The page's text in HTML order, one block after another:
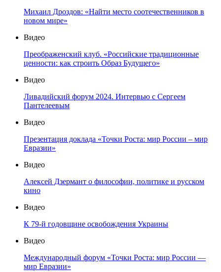
Михаил Дроздов: «Найти место соотечественников в
новом мире»
Видео
Преображенский клуб. «Российские традиционные
ценности: как строить Образ Будущего»
Видео
Ливадийский форум 2024. Интервью с Сергеем
Пантелеевым
Видео
Презентация доклада «Точки Роста: мир России – мир
Евразии»
Видео
Алексей Дзермант о философии, политике и русском
кино
Видео
К 79-й годовщине освобождения Украины
Видео
Международный форум «Точки Роста: мир России —
мир Евразии»